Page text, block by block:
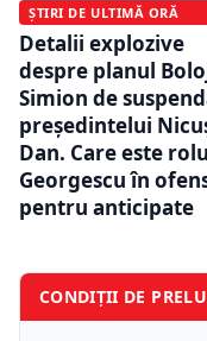
ȘTIRI DE ULTIMĂ ORĂ
Detalii explozive
despre planul
Simion de
președintelui
Dan. Care este
Georgescu în
pentru anticipate
CONDIȚII DE